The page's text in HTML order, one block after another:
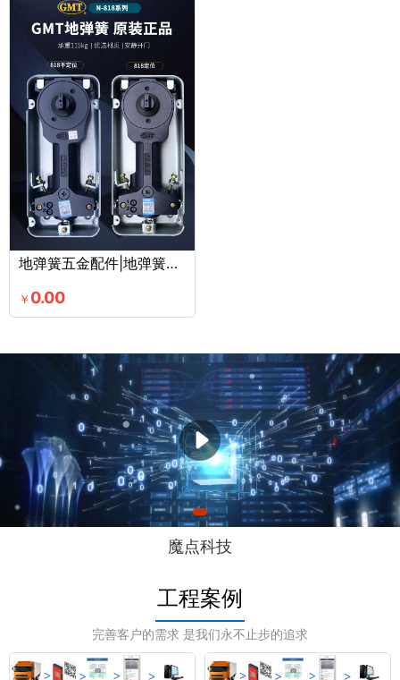
地弹簧五金配件|地弹簧玻璃配件|GMT地弹簧
￥ 0.00
魔点科技
工程案例
完善客户的需求 是我们永不止步的追求